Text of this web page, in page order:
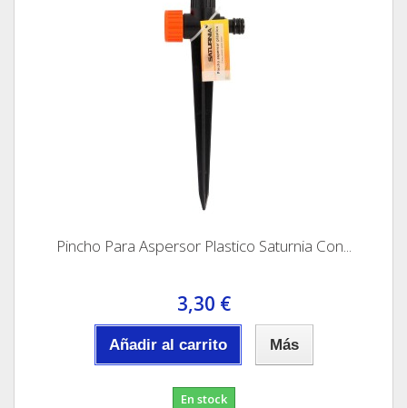
Pincho Para Aspersor Plastico Saturnia Con...
3,30 €
Añadir al carrito Más
En stock